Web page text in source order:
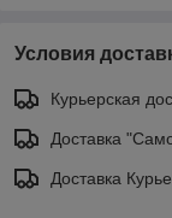
Условия
Курьерская
Доставка
Доставка